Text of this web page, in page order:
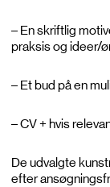
– En skriftlig
praksis og ideer/
– Et bud på en
– CV + hvis
De udvalgte
efter